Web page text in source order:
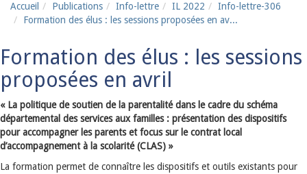
Accueil Publications Info-lettre IL 2022
Info-lettre-306
Formation des élus : les sessions proposées en av...
Formation des élus : les sessions
proposées en avril
« La politique de soutien de la parentalité dans le cadre du schéma
départemental des services aux familles : présentation des dispositifs
pour accompagner les parents et focus sur le contrat local
d’accompagnement à la scolarité (CLAS) »
La formation permet de connaître les dispositifs et outils existants pour